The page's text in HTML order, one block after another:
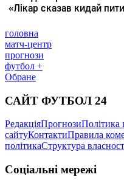
головна
матч-центр
прогнози
футбол +
Обране
САЙТ ФУТБОЛ 24
РедакціяПрогнозиПолітика
сайтуКонтактиПравила
політикаСтруктура
Соціальні мережі